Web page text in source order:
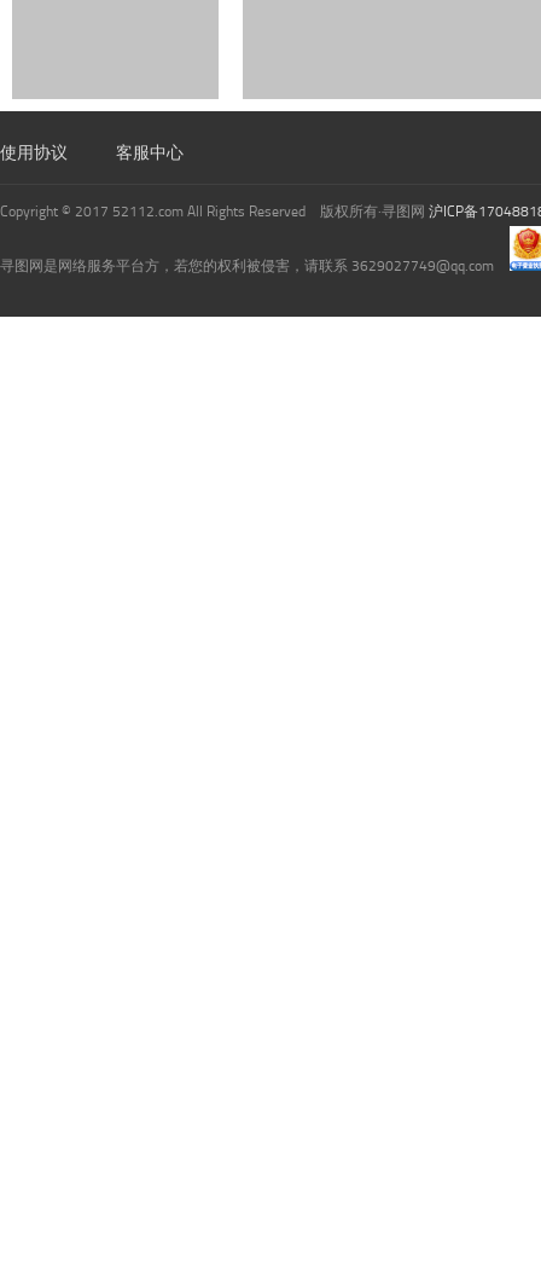
使用协议 客服中心
Copyright © 2017 52112.com All Rights Reserved 版权所有·寻图网 沪ICP备
寻图网是网络服务平台方，若您的权利被侵害，请联系 3629027749@qq.com